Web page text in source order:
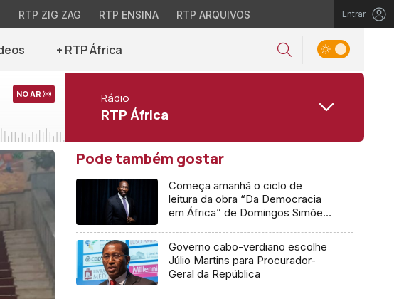
RTP ZIG ZAG RTP ENSINA RTP ARQUIVOS Entrar
+ RTP África
NO AR Rádio
RTP África
Pode também gostar
Começa amanhã o ciclo de
leitura da obra “Da Democracia
em África” de Domingos Simões
Governo cabo-verdiano escolhe
Júlio Martins para Procurador-
Geral da República